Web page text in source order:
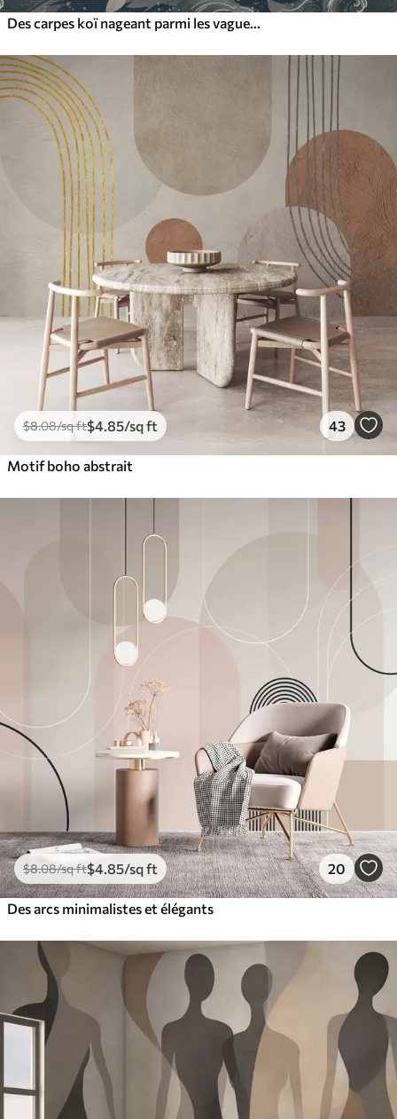
$8.08/sq ft$4 .85/sq ft 43
Motif boho abstrait
$8.08/sq ft$4 .85/sq ft 20
Des arcs minimalistes et élégants